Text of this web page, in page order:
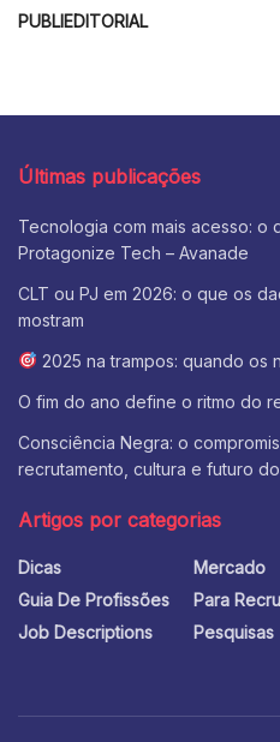
PUBLIEDITORIAL
Últimas publicações
Tecnologia com mais acesso: o
Protagonize Tech – Avanade
CLT ou PJ em 2026: o que os
mostram
2025 na trampos: quando os
O fim do ano define o ritmo do
Consciência Negra: o
recrutamento, cultura e futuro
Artigos por categorias
Dicas
Guia De Profissões
Job Descriptions
Mercado
Para
Pesquisas